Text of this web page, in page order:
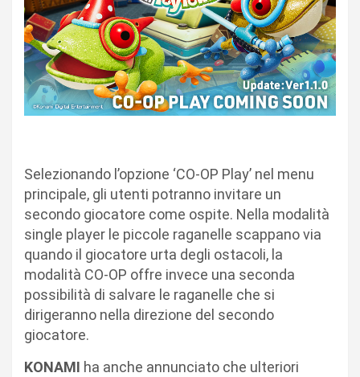
Selezionando l’opzione ‘CO-OP Play’ nel menu
principale, gli utenti potranno invitare un
secondo giocatore come ospite. Nella modalità
single player le piccole raganelle scappano via
quando il giocatore urta degli ostacoli, la
modalità CO-OP offre invece una seconda
possibilità di salvare le raganelle che si
dirigeranno nella direzione del secondo
giocatore.
KONAMI ha anche annunciato che ulteriori